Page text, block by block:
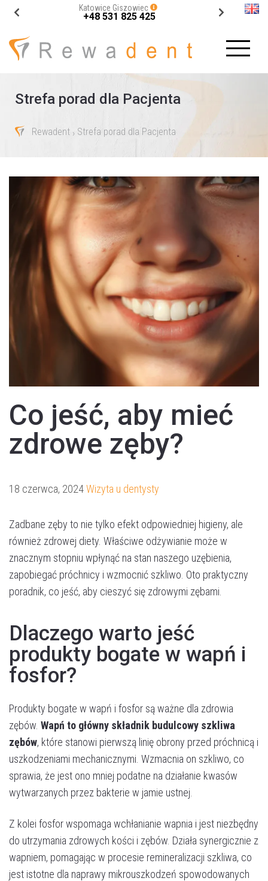
Katowice Giszowiec
+48 531 825 425
Strefa porad dla Pacjenta
Rewadent › Strefa porad dla Pacjenta
Co jeść, aby mieć
zdrowe zęby?
18 czerwca, 2024Wizyta u dentysty
Zadbane zęby to nie tylko efekt odpowiedniej higieny, ale
również zdrowej diety. Właściwe odżywianie może w
znacznym stopniu wpłynąć na stan naszego uzębienia,
zapobiegać próchnicy i wzmocnić szkliwo. Oto praktyczny
poradnik, co jeść, aby cieszyć się zdrowymi zębami.
Dlaczego warto jeść
produkty bogate w wapń i
fosfor?
Produkty bogate w wapń i fosfor są ważne dla zdrowia
zębów. Wapń to główny składnik budulcowy szkliwa
zębów, które stanowi pierwszą linię obrony przed próchnicą i
uszkodzeniami mechanicznymi. Wzmacnia on szkliwo, co
sprawia, że jest ono mniej podatne na działanie kwasów
wytwarzanych przez bakterie w jamie ustnej.
Z kolei fosfor wspomaga wchłanianie wapnia i jest niezbędny
do utrzymania zdrowych kości i zębów. Działa synergicznie z
wapniem, pomagając w procesie remineralizacji szkliwa, co
jest istotne dla naprawy mikrouszkodzeń spowodowanych